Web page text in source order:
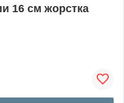
16 см жорстка